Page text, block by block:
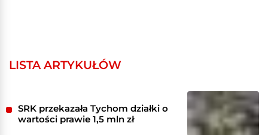
LISTA ARTYKUŁÓW
SRK przekazała Tychom działki o
wartości prawie 1,5 mln zł